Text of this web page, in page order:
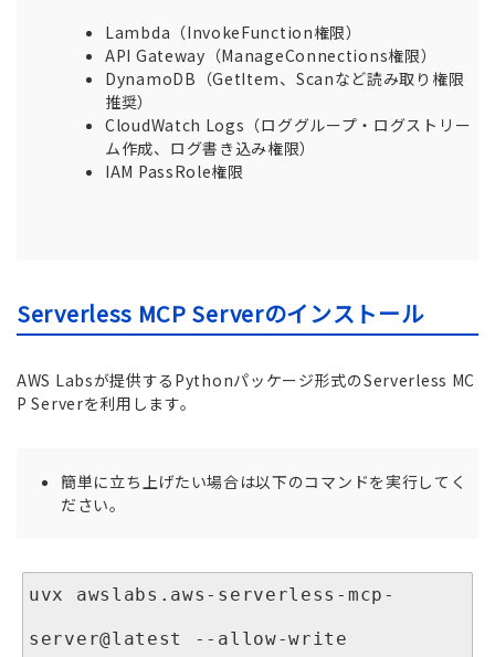
Lambda（InvokeFunction権限）
API Gateway（ManageConnections権限）
DynamoDB（GetItem、Scanなど読み取り権限
推奨）
CloudWatch Logs（ロググループ・ログストリー
ム作成、ログ書き込み権限）
IAM PassRole権限
Serverless MCP Serverのインストール
AWS Labsが提供するPythonパッケージ形式のServerless MC
P Serverを利用します。
簡単に立ち上げたい場合は以下のコマンドを実行してく
ださい。
uvx awslabs.aws-serverless-mcp-